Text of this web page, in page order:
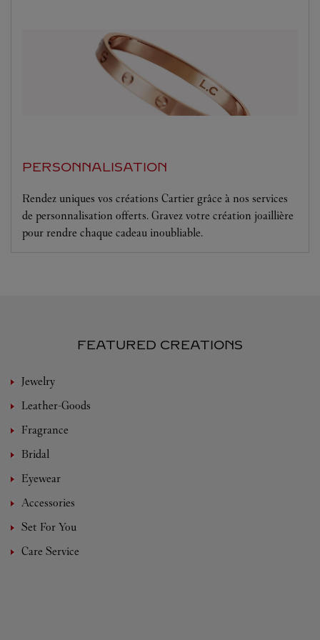
PERSONNALISATION
Rendez uniques vos créations Cartier grâce à nos services
de personnalisation offerts. Gravez votre création joaillière
pour rendre chaque cadeau inoubliable.
FEATURED CREATIONS
Jewelry
Leather-Goods
Fragrance
Bridal
Eyewear
Accessories
Set For You
Care Service